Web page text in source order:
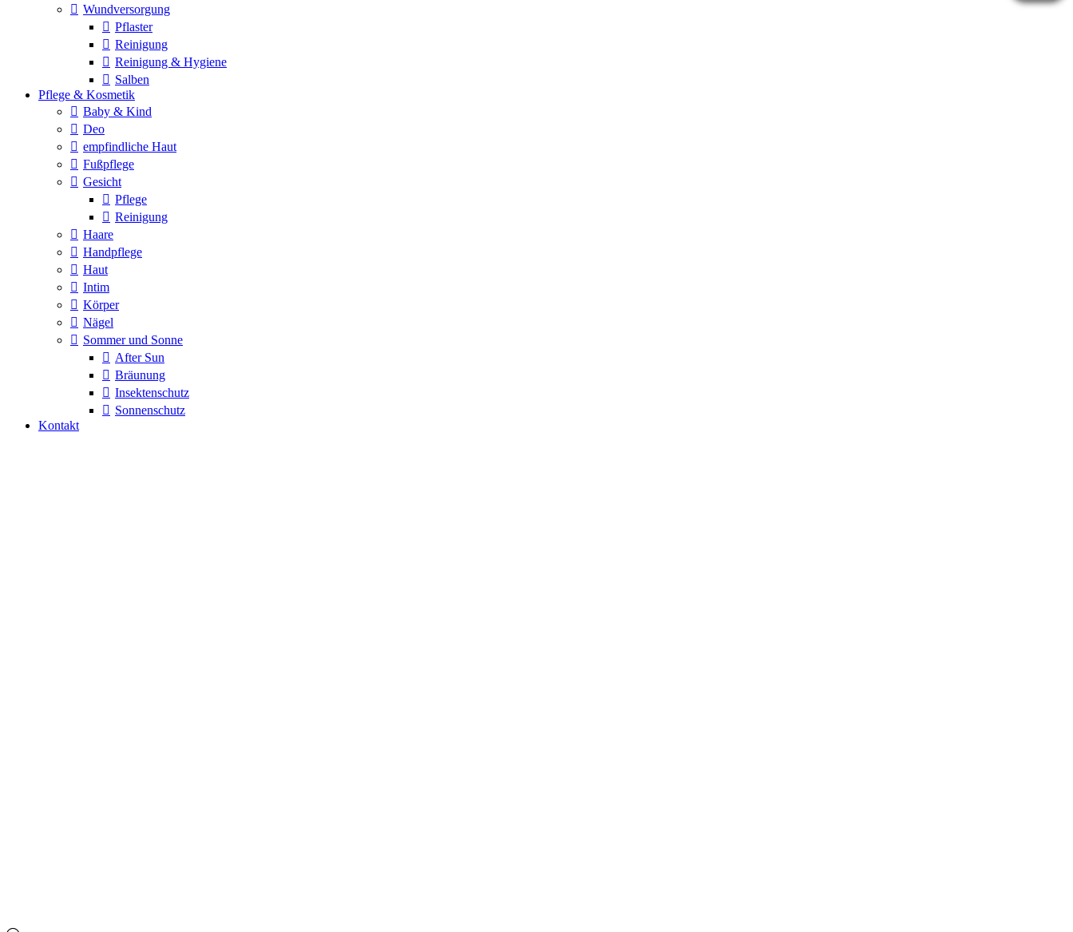
Wundversorgung
Pflaster
Reinigung
Reinigung & Hygiene
Salben
Pflege & Kosmetik
Baby & Kind
Deo
empfindliche Haut
Fußpflege
Gesicht
Pflege
Reinigung
Haare
Handpflege
Haut
Intim
Körper
Nägel
Sommer und Sonne
After Sun
Bräunung
Insektenschutz
Sonnenschutz
Kontakt